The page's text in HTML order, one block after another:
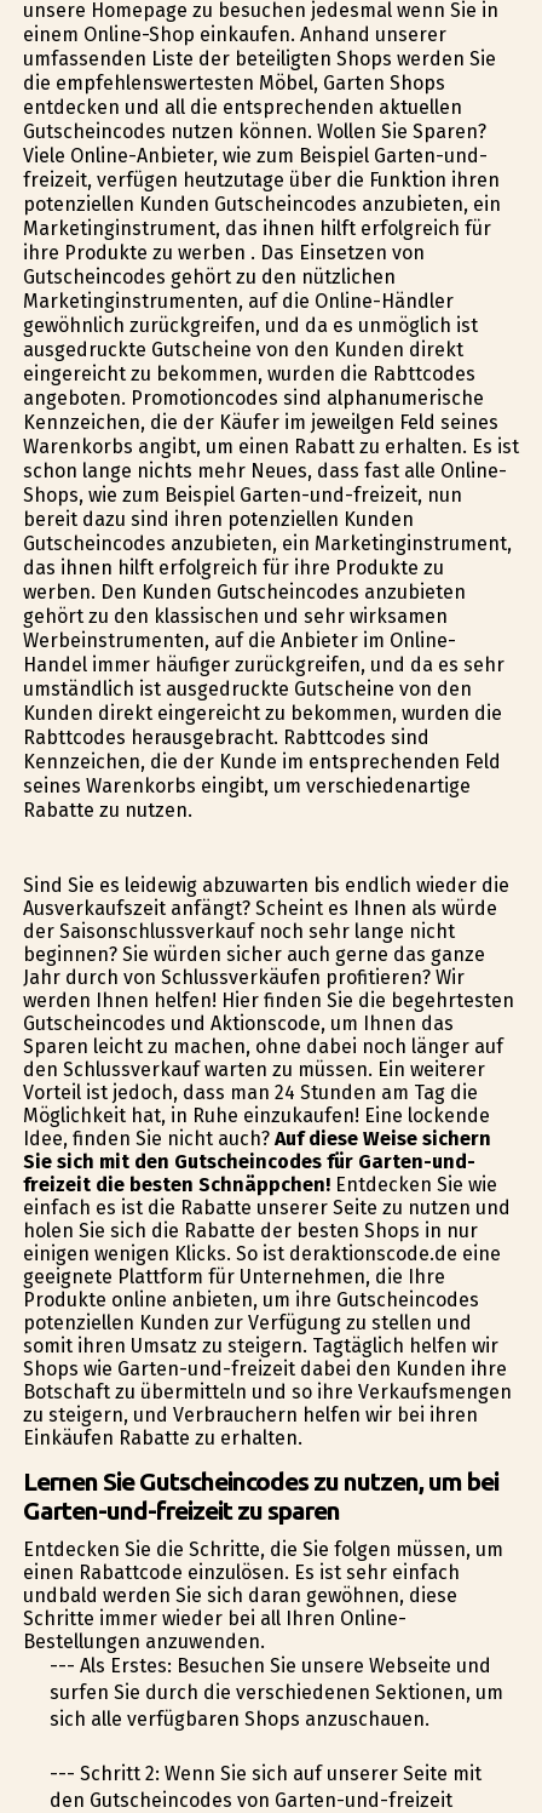
unsere Homepage zu besuchen jedesmal wenn Sie in
einem Online-Shop einkaufen. Anhand unserer
umfassenden Liste der beteiligten Shops werden Sie
die empfehlenswertesten Möbel, Garten Shops
entdecken und all die entsprechenden aktuellen
Gutscheincodes nutzen können. Wollen Sie Sparen?
Viele Online-Anbieter, wie zum Beispiel Garten-und-
freizeit, verfügen heutzutage über die Funktion ihren
potenziellen Kunden Gutscheincodes anzubieten, ein
Marketinginstrument, das ihnen hilft erfolgreich für
ihre Produkte zu werben . Das Einsetzen von
Gutscheincodes gehört zu den nützlichen
Marketinginstrumenten, auf die Online-Händler
gewöhnlich zurückgreifen, und da es unmöglich ist
ausgedruckte Gutscheine von den Kunden direkt
eingereicht zu bekommen, wurden die Rabttcodes
angeboten. Promotioncodes sind alphanumerische
Kennzeichen, die der Käufer im jeweilgen Feld seines
Warenkorbs angibt, um einen Rabatt zu erhalten. Es ist
schon lange nichts mehr Neues, dass fast alle Online-
Shops, wie zum Beispiel Garten-und-freizeit, nun
bereit dazu sind ihren potenziellen Kunden
Gutscheincodes anzubieten, ein Marketinginstrument,
das ihnen hilft erfolgreich für ihre Produkte zu
werben. Den Kunden Gutscheincodes anzubieten
gehört zu den klassischen und sehr wirksamen
Werbeinstrumenten, auf die Anbieter im Online-
Handel immer häufiger zurückgreifen, und da es sehr
umständlich ist ausgedruckte Gutscheine von den
Kunden direkt eingereicht zu bekommen, wurden die
Rabttcodes herausgebracht. Rabttcodes sind
Kennzeichen, die der Kunde im entsprechenden Feld
seines Warenkorbs eingibt, um verschiedenartige
Rabatte zu nutzen.
Sind Sie es leidewig abzuwarten bis endlich wieder die
Ausverkaufszeit anfängt? Scheint es Ihnen als würde
der Saisonschlussverkauf noch sehr lange nicht
beginnen? Sie würden sicher auch gerne das ganze
Jahr durch von Schlussverkäufen profitieren? Wir
werden Ihnen helfen! Hier finden Sie die begehrtesten
Gutscheincodes und Aktionscode, um Ihnen das
Sparen leicht zu machen, ohne dabei noch länger auf
den Schlussverkauf warten zu müssen. Ein weiterer
Vorteil ist jedoch, dass man 24 Stunden am Tag die
Möglichkeit hat, in Ruhe einzukaufen! Eine lockende
Idee, finden Sie nicht auch? Auf diese Weise sichern
Sie sich mit den Gutscheincodes für Garten-und-
freizeit die besten Schnäppchen!Entdecken Sie wie
einfach es ist die Rabatte unserer Seite zu nutzen und
holen Sie sich die Rabatte der besten Shops in nur
einigen wenigen Klicks. So ist deraktionscode.de eine
geeignete Plattform für Unternehmen, die Ihre
Produkte online anbieten, um ihre Gutscheincodes
potenziellen Kunden zur Verfügung zu stellen und
somit ihren Umsatz zu steigern. Tagtäglich helfen wir
Shops wie Garten-und-freizeit dabei den Kunden ihre
Botschaft zu übermitteln und so ihre Verkaufsmengen
zu steigern, und Verbrauchern helfen wir bei ihren
Einkäufen Rabatte zu erhalten.
Lernen Sie Gutscheincodes zu nutzen, um bei
Garten-und-freizeit zu sparen
Entdecken Sie die Schritte, die Sie folgen müssen, um
einen Rabattcode einzulösen. Es ist sehr einfach
undbald werden Sie sich daran gewöhnen, diese
Schritte immer wieder bei all Ihren Online-
Bestellungen anzuwenden.
--- Als Erstes: Besuchen Sie unsere Webseite und
surfen Sie durch die verschiedenen Sektionen, um
sich alle verfügbaren Shops anzuschauen.
--- Schritt 2: Wenn Sie sich auf unserer Seite mit
den Gutscheincodes von Garten-und-freizeit